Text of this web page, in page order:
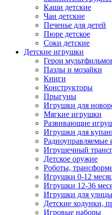
Каши детские
Чаи детские
Печенье для детей
Пюре детское
Соки детские
Детские игрушки
Герои
Пазлы и мозайки
Книги
Конструкторы
Прыгуны
Игрушки для
Мягкие игрушки
Развивающие
Игрушки для
Радиоуправляемые
Игрушечный
Детское оружие
Роботы,
Игрушки 0-12
Игрушки 12-36
Игрушки для улицы
Детские ходунки,
Игровые наборы